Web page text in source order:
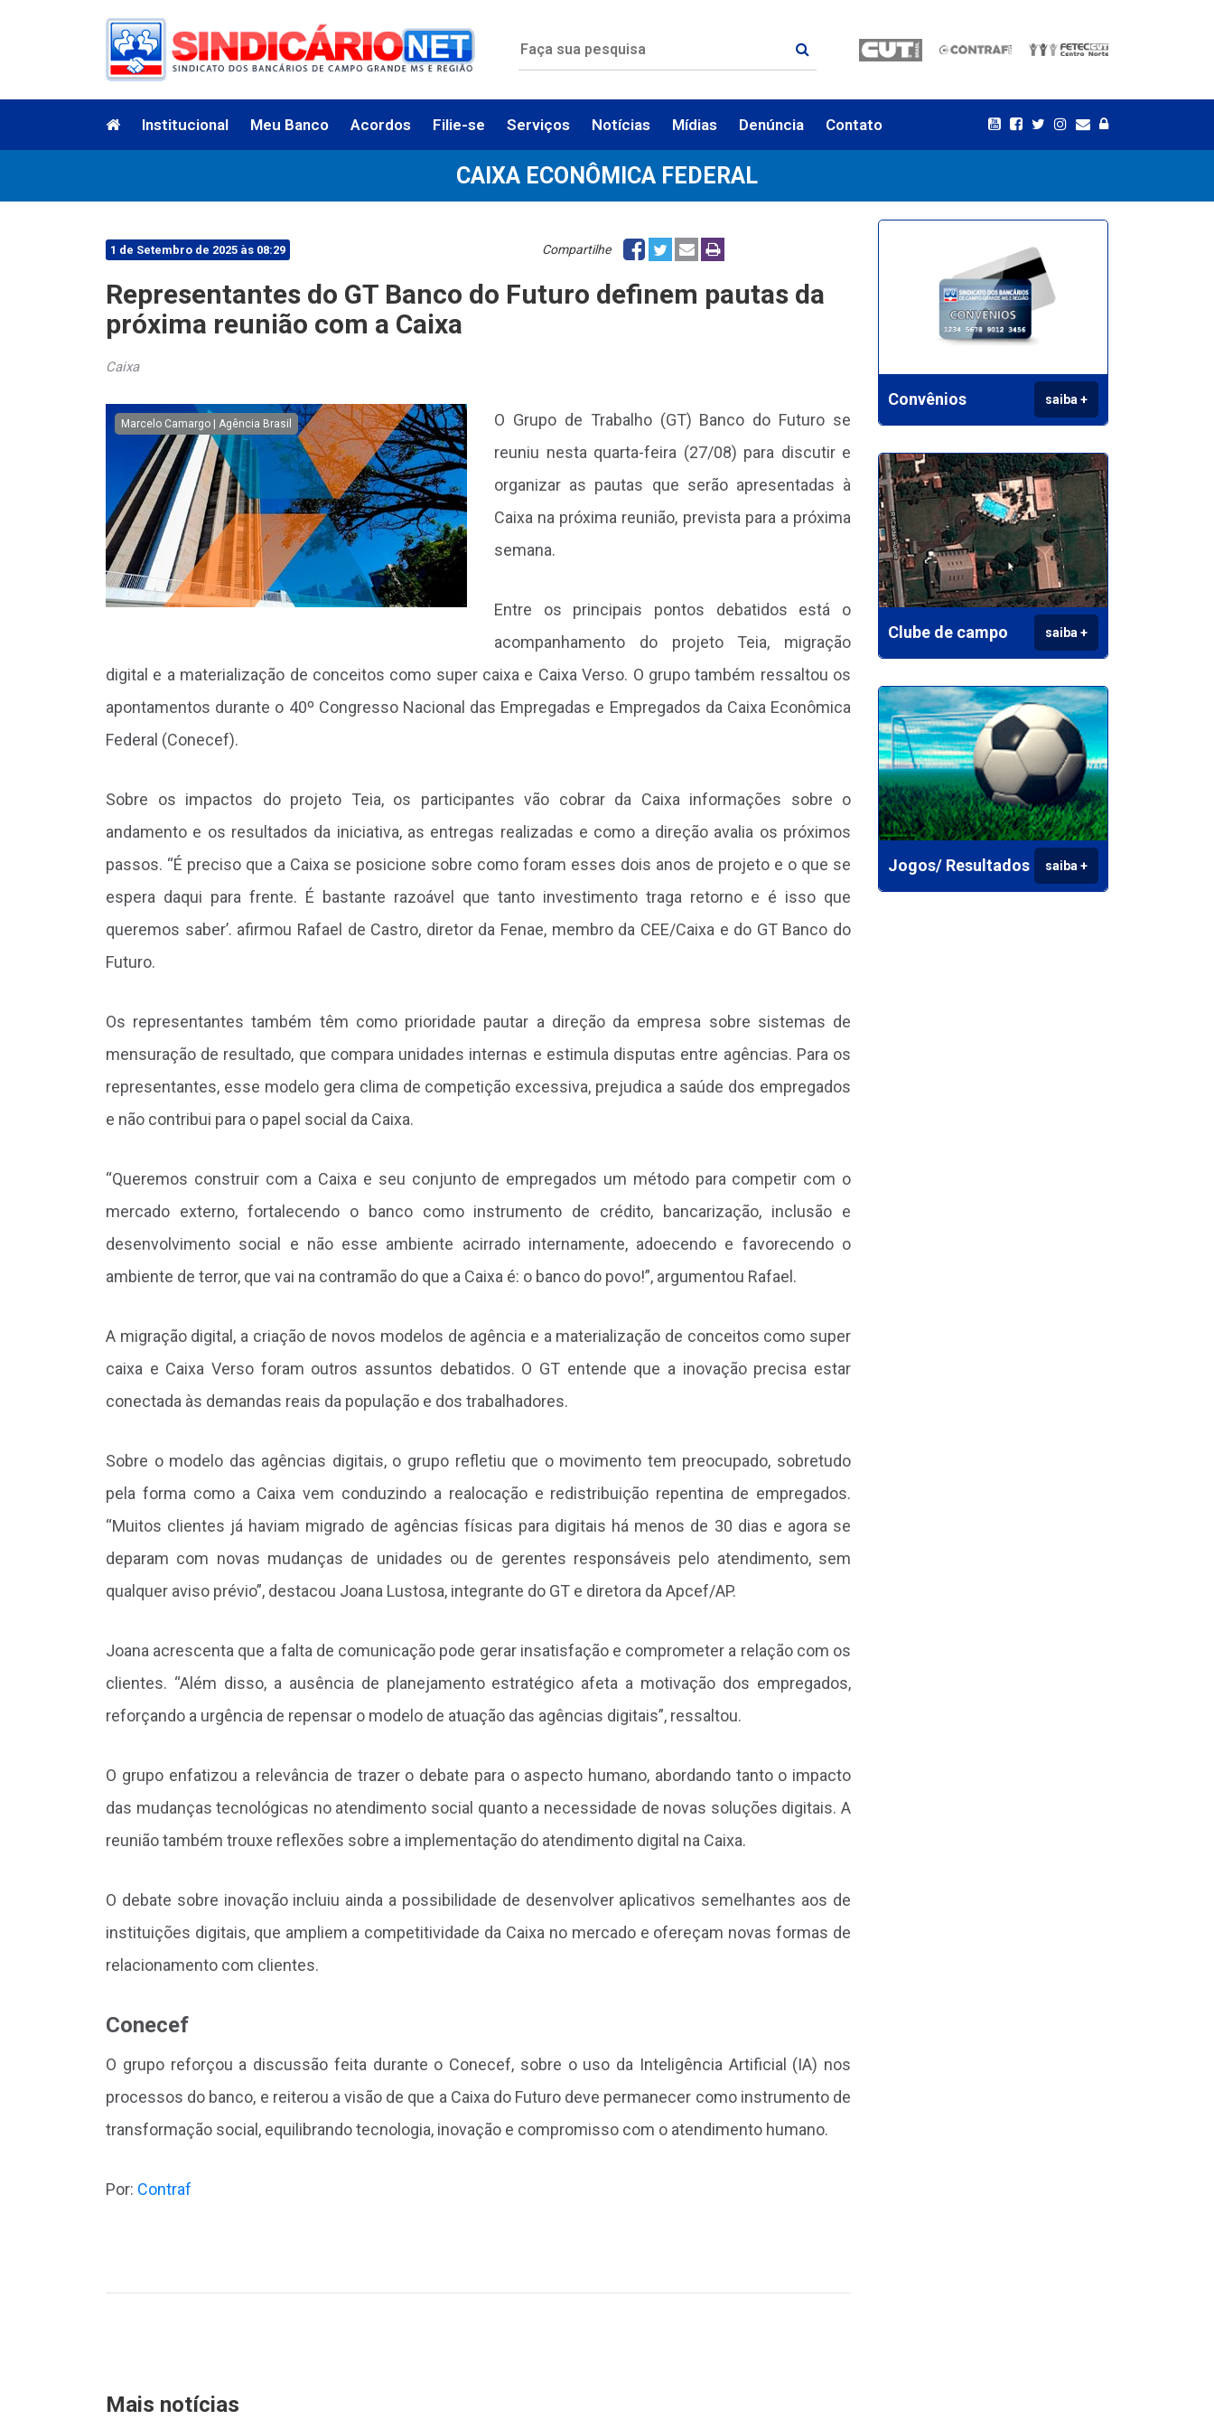
Institucional Meu Banco Acordos Filie-se Serviços Notícias Mídias Denúncia Contato
CAIXA ECONÔMICA FEDERAL
1 de Setembro de 2025 às 08:29 Compartilhe
Representantes do GT Banco do Futuro definem pautas da
próxima reunião com a Caixa
Caixa
Marcelo Camargo | Agência Brasil
O Grupo de Trabalho (GT) Banco do Futuro se
reuniu nesta quarta-feira (27/08) para discutir e
organizar as pautas que serão apresentadas à
Caixa na próxima reunião, prevista para a próxima
semana.
Entre os principais pontos debatidos está o
acompanhamento do projeto Teia, migração
digital e a materialização de conceitos como super caixa e Caixa Verso. O grupo também ressaltou os
apontamentos durante o 40º Congresso Nacional das Empregadas e Empregados da Caixa Econômica
Federal (Conecef).
Sobre os impactos do projeto Teia, os participantes vão cobrar da Caixa informações sobre o
andamento e os resultados da iniciativa, as entregas realizadas e como a direção avalia os próximos
passos. “É preciso que a Caixa se posicione sobre como foram esses dois anos de projeto e o que se
espera daqui para frente. É bastante razoável que tanto investimento traga retorno e é isso que
queremos saber’. afirmou Rafael de Castro, diretor da Fenae, membro da CEE/Caixa e do GT Banco do
Futuro.
Os representantes também têm como prioridade pautar a direção da empresa sobre sistemas de
mensuração de resultado, que compara unidades internas e estimula disputas entre agências. Para os
representantes, esse modelo gera clima de competição excessiva, prejudica a saúde dos empregados
e não contribui para o papel social da Caixa.
“Queremos construir com a Caixa e seu conjunto de empregados um método para competir com o
mercado externo, fortalecendo o banco como instrumento de crédito, bancarização, inclusão e
desenvolvimento social e não esse ambiente acirrado internamente, adoecendo e favorecendo o
ambiente de terror, que vai na contramão do que a Caixa é: o banco do povo!”, argumentou Rafael.
A migração digital, a criação de novos modelos de agência e a materialização de conceitos como super
caixa e Caixa Verso foram outros assuntos debatidos. O GT entende que a inovação precisa estar
conectada às demandas reais da população e dos trabalhadores.
Sobre o modelo das agências digitais, o grupo refletiu que o movimento tem preocupado, sobretudo
pela forma como a Caixa vem conduzindo a realocação e redistribuição repentina de empregados.
“Muitos clientes já haviam migrado de agências físicas para digitais há menos de 30 dias e agora se
deparam com novas mudanças de unidades ou de gerentes responsáveis pelo atendimento, sem
qualquer aviso prévio”, destacou Joana Lustosa, integrante do GT e diretora da Apcef/AP.
Joana acrescenta que a falta de comunicação pode gerar insatisfação e comprometer a relação com os
clientes. “Além disso, a ausência de planejamento estratégico afeta a motivação dos empregados,
reforçando a urgência de repensar o modelo de atuação das agências digitais”, ressaltou.
O grupo enfatizou a relevância de trazer o debate para o aspecto humano, abordando tanto o impacto
das mudanças tecnológicas no atendimento social quanto a necessidade de novas soluções digitais. A
reunião também trouxe reflexões sobre a implementação do atendimento digital na Caixa.
O debate sobre inovação incluiu ainda a possibilidade de desenvolver aplicativos semelhantes aos de
instituições digitais, que ampliem a competitividade da Caixa no mercado e ofereçam novas formas de
relacionamento com clientes.
Conecef
O grupo reforçou a discussão feita durante o Conecef, sobre o uso da Inteligência Artificial (IA) nos
processos do banco, e reiterou a visão de que a Caixa do Futuro deve permanecer como instrumento de
transformação social, equilibrando tecnologia, inovação e compromisso com o atendimento humano.
Por: Contraf
Mais notícias
Convênios saiba +
Clube de campo saiba +
Jogos/ Resultados saiba +